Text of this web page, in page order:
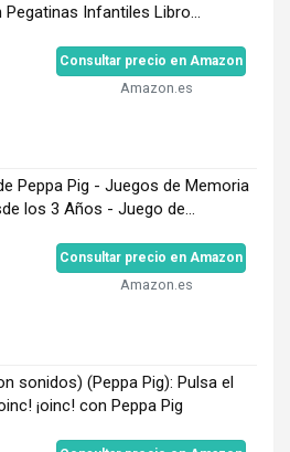
Infantiles Libro...
Consultar precio en Amazon
Amazon.es
Peppa Pig - Juegos de Memoria
los 3 Años - Juego de...
Consultar precio en Amazon
Amazon.es
sonidos) (Peppa Pig): Pulsa el
¡oinc! con Peppa Pig